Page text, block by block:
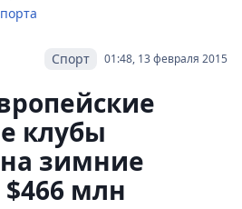
01:48, 13 февраля 2015
Спорт
клубы
зимние
млн